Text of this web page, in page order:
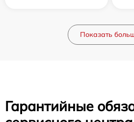
Показать
Гарантийные